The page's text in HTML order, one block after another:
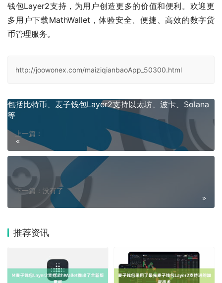
钱包Layer2支持，为用户创造更多的价值和便利。欢迎更
多用户下载MathWallet，体验安全、便捷、高效的数字货
币管理服务。
http://joowonex.com/maiziqianbaoApp_50300.html
上一篇：
包括比特币、麦子钱包Layer2支持以太坊、波卡、Solana
等
下一篇：没有了
推荐资讯